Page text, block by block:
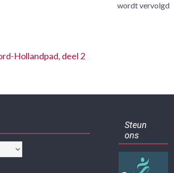
vervolgd
Hollandpad, deel 2
Steun
ons